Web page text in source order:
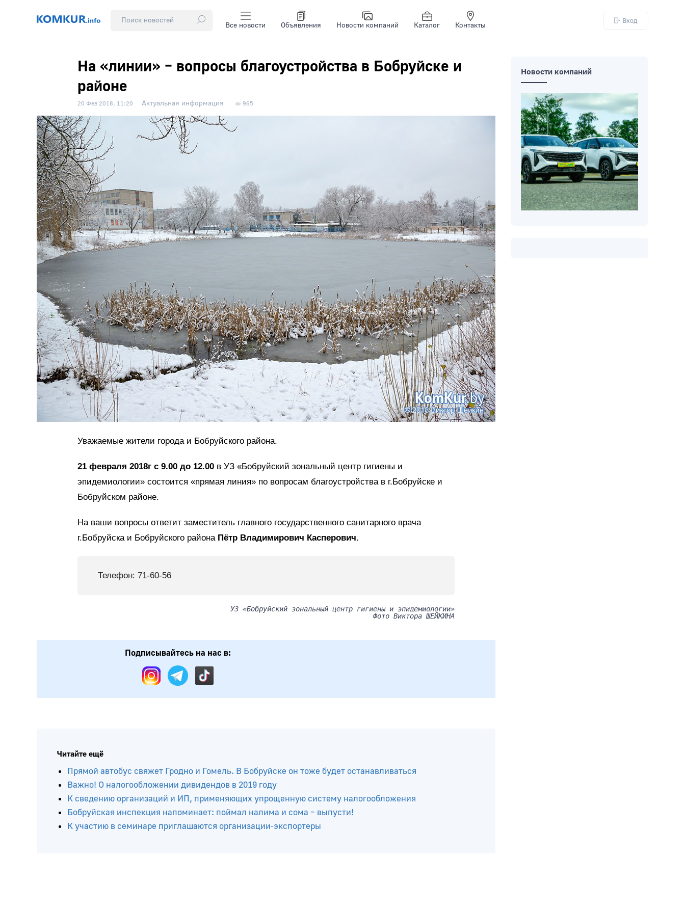
Все новости Объявления Новости компаний Каталог Контакты
Вход
На «линии» – вопросы благоустройства в Бобруйске и
районе
20 Фев 2018, 11:20 Актуальная информация 965
Уважаемые жители города и Бобруйского района.
21 февраля 2018г с 9.00 до 12.00 в УЗ «Бобруйский зональный центр гигиены и
эпидемиологии» состоится «прямая линия» по вопросам благоустройства в г.Бобруйске и
Бобруйском районе.
На ваши вопросы ответит заместитель главного государственного санитарного врача
г.Бобруйска и Бобруйского района Пётр Владимирович Касперович.
Телефон: 71-60-56
УЗ «Бобруйский зональный центр гигиены и эпидемиологии»
Фото Виктора ШЕЙКИНА
Подписывайтесь на нас в:
Читайте ещё
Прямой автобус свяжет Гродно и Гомель. В Бобруйске он тоже будет останавливаться
Важно! О налогообложении дивидендов в 2019 году
Новости компаний